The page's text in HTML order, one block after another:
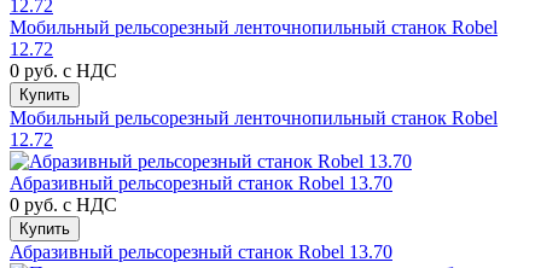
Мобильный рельсорезный ленточнопильный станок Robel
12.72
0 руб. с НДС
Купить
Мобильный рельсорезный ленточнопильный станок Robel
12.72
Абразивный рельсорезный станок Robel 13.70
0 руб. с НДС
Купить
Абразивный рельсорезный станок Robel 13.70